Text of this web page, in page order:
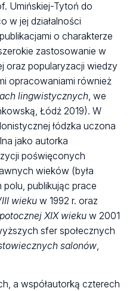
Umińskiej-Tytoń do
w jej działalności
o charakterze
zastosowanie w
oraz popularyzacji wiedzy
opracowaniami również
lingwistycznych, we
Łódź 2019). W
łódzka uczona
jako autorka
poświęconych
wieków (była
publikując prace
wieku w 1992 r. oraz
XIX wieku w 2001
sfer społecznych
salonów,
a współautorką czterech